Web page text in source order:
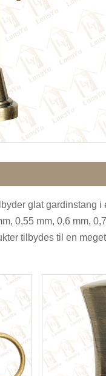
glat gardinstang
0,55 mm, 0,6 mm,
tilbydes til en